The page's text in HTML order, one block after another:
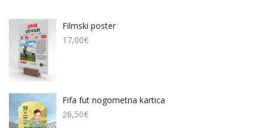
Filmski poster
17,00€
Fifa fut nogometna kartica
26,50€